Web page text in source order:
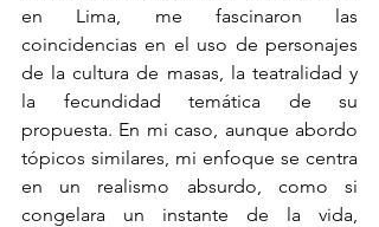
en Lima, me fascinaron las
coincidencias en el uso de personajes
de la cultura de masas, la teatralidad y
la fecundidad temática de su
propuesta. En mi caso, aunque abordo
tópicos similares, mi enfoque se centra
en un realismo absurdo, como si
congelara un instante de la vida,